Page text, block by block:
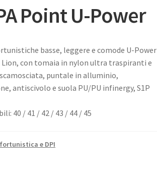
Point U-Power
basse, leggere e comode U-Power
Lion, con tomaia in nylon ultra traspiranti e
puntale in alluminio,
antiscivolo e suola PU/PU infinergy, S1P
40 / 41 / 42 / 43 / 44 / 45
e DPI